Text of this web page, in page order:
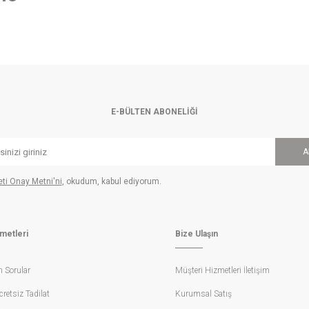
üstün terzilik anlayışını ortaya koyar.
deri montlar her zaman kusursuz bir görünüm sağlar.
yelpazesiyle sunulur. Klasik siyah ve kahverengi tonları zamansız bir
özgün stil anlayışını yansıtır. Her mont, hem estetik hem de
E-BÜLTEN ABONELIĞI
Onay Metni'ni, okudum, kabul ediyorum.
Sorular
Tadilat
Bize Ulaşın
Müşteri Hizmetleri İletişim
Kurumsal Satış